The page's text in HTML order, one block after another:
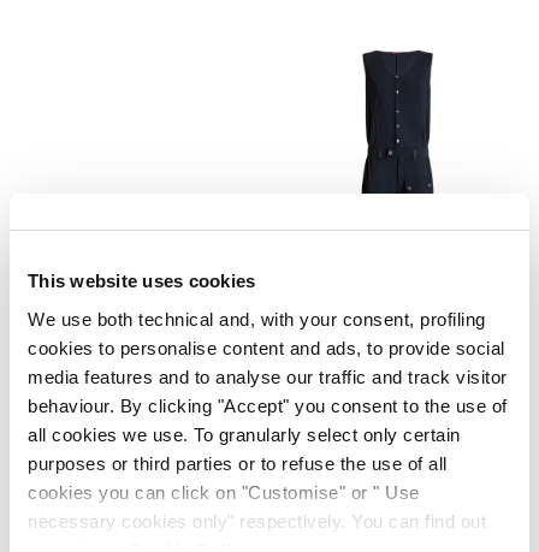
This website uses cookies
We use both technical and, with your consent, profiling
cookies to personalise content and ads, to provide social
media features and to analyse our traffic and track visitor
behaviour. By clicking "Accept" you consent to the use of
all cookies we use. To granularly select only certain
purposes or third parties or to refuse the use of all
cookies you can click on "Customise" or " Use
necessary cookies only" respectively. You can find out
SEDUCTION
HIGH
245,00 CHF147,00 CHF -40%
FIGURINE
HIGH TECH
500,00 CHF 300,00 CHF -40 %